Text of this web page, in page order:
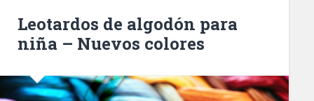
Leotardos de algodón para
niña – Nuevos colores